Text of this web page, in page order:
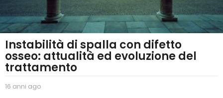
Instabilità di spalla con difetto
osseo: attualità ed evoluzione del
trattamento
16 anni ago